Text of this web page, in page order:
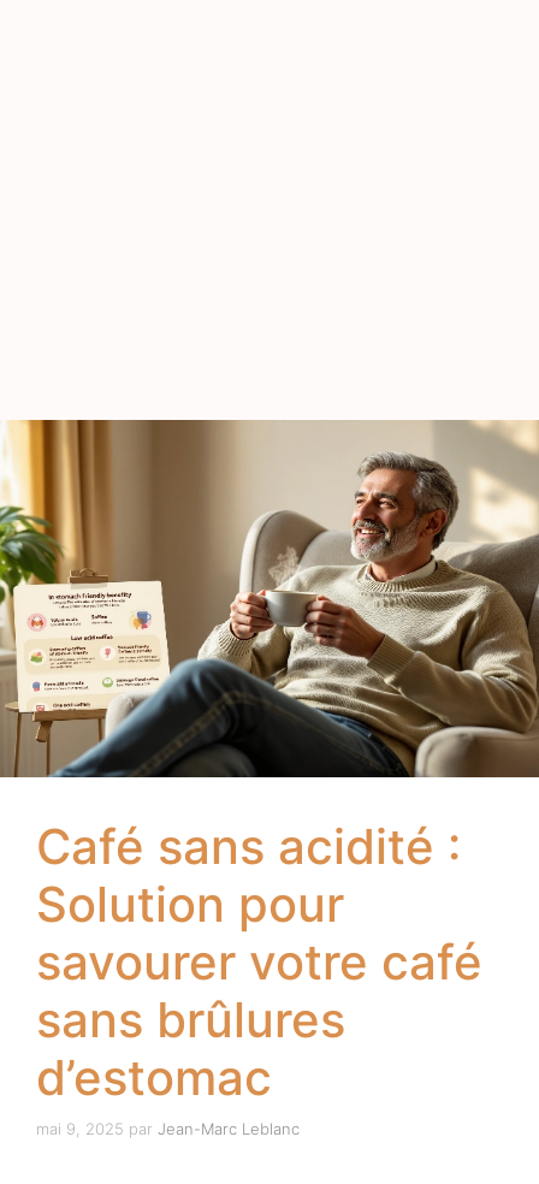
Café sans acidité :
Solution pour
savourer votre café
sans brûlures
d’estomac
mai 9, 2025 par Jean-Marc Leblanc